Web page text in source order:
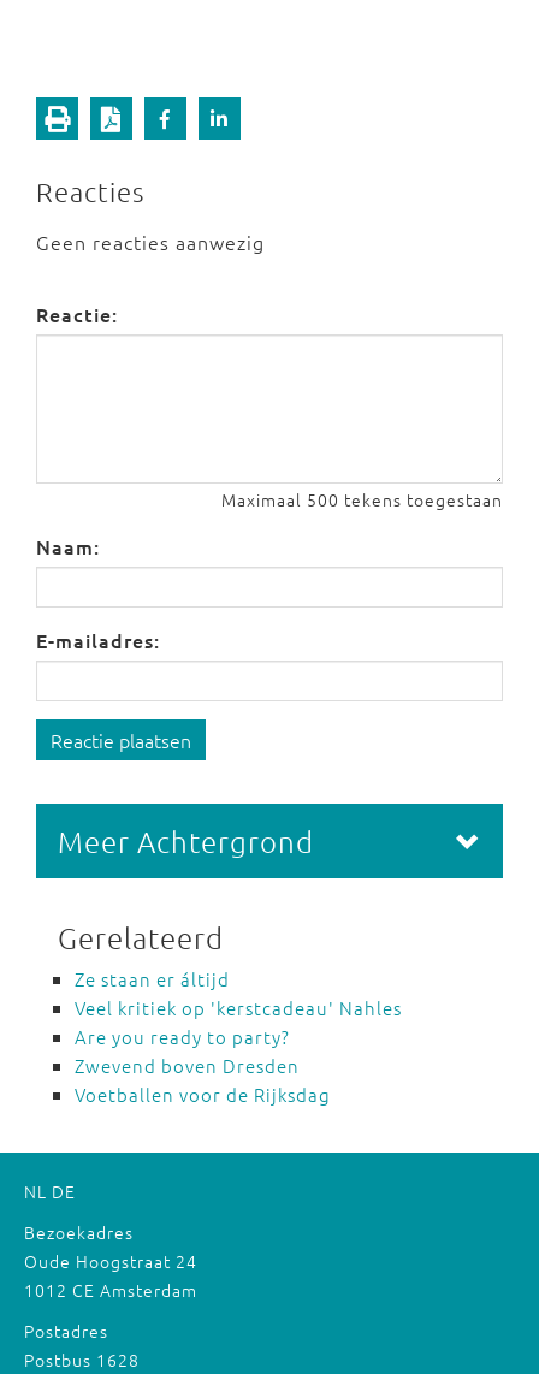
Reacties
Geen reacties aanwezig
Reactie:
Maximaal 500 tekens toegestaan
Naam:
E-mailadres:
Reactie plaatsen
Meer Achtergrond
Gerelateerd
Ze staan er áltijd
Veel kritiek op 'kerstcadeau' Nahles
Are you ready to party?
Zwevend boven Dresden
Voetballen voor de Rijksdag
NL DE
Bezoekadres
Oude Hoogstraat 24
1012 CE Amsterdam
Postadres
Postbus 1628